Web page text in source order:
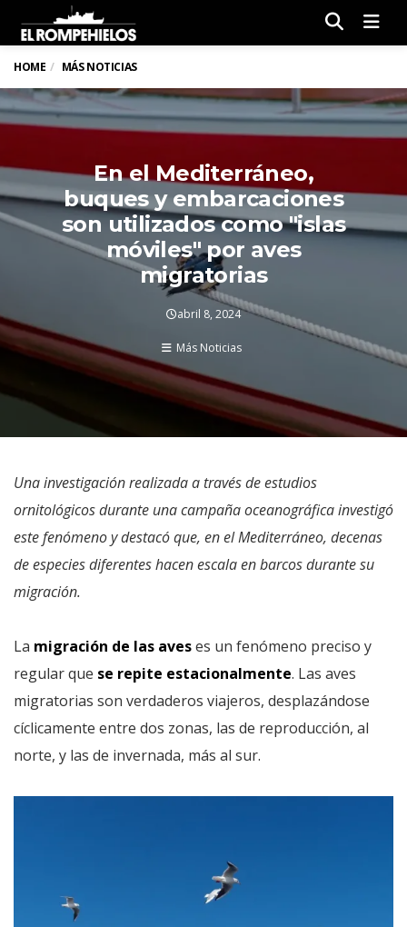
HOME MÁS NOTICIAS
En el Mediterráneo,
buques y embarcaciones
son utilizados como "islas
móviles" por aves
migratorias
abril 8, 2024
Más Noticias
Una investigación realizada a través de estudios
ornitológicos durante una campaña oceanográfica investigó
este fenómeno y destacó que, en el Mediterráneo, decenas
de especies diferentes hacen escala en barcos durante su
migración.
La migración de las aveses un fenómeno preciso y
regular que se repite estacionalmente. Las aves
migratorias son verdaderos viajeros, desplazándose
cíclicamente entre dos zonas, las de reproducción, al
norte, y las de invernada, más al sur.